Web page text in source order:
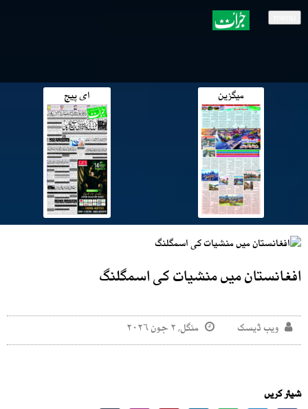
میگزین ای پیج
افغانستان میں منشیات کی اسمگلنگ
ویب ڈیسک منگل, ۲ جون ۲۰۲۶
شیئر کریں